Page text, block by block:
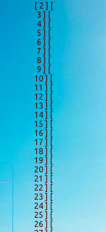
[ 2 ] [
3 ] [
4 ] [
5 ] [
6 ] [
7 ] [
8 ] [
9 ] [
10 ] [
11 ] [
12 ] [
13 ] [
14 ] [
15 ] [
16 ] [
17 ] [
18 ] [
19 ] [
20 ] [
21 ] [
22 ] [
23 ] [
24 ] [
25 ] [
26 ] [